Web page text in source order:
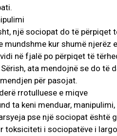
një sociopat do të përpiqet
mundshme kur shumë njerëz
në fjalë po përpiqet të
ata mendojnë se do të
për pasojat.
rrotulluese e miqve
ta keni menduar,
pse një sociopat është
toksiciteti i sociopatëve i